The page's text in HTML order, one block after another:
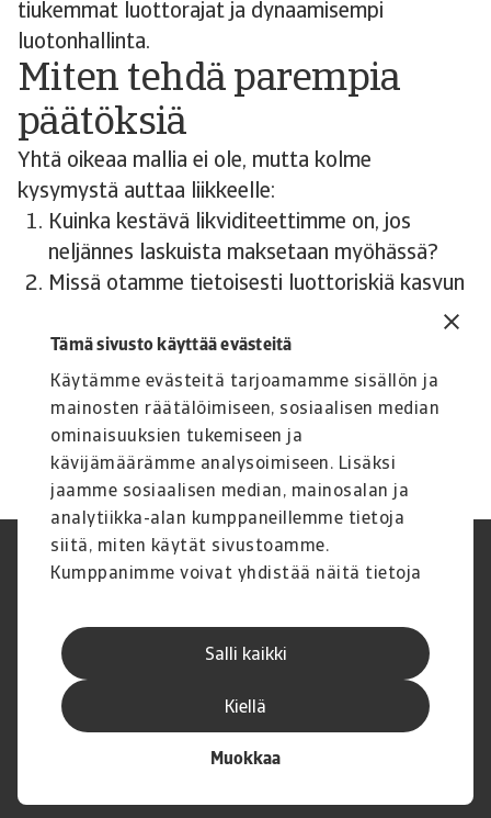
Tämä sivusto käyttää evästeitä
Käytämme evästeitä tarjoamamme sisällön ja
mainosten räätälöimiseen, sosiaalisen median
ominaisuuksien tukemiseen ja
kävijämäärämme analysoimiseen. Lisäksi
jaamme sosiaalisen median, mainosalan ja
analytiikka-alan kumppaneillemme tietoja
siitä, miten käytät sivustoamme.
Kumppanimme voivat yhdistää näitä tietoja
joita on kerätty, kun olet käyttänyt heidän
palvelujaan.
Salli kaikki
Muokkaa
Kiellä
tiukemmat luottorajat ja dynaamisempi
luotonhallinta.
Miten tehdä parempia
päätöksiä
Yhtä oikeaa mallia ei ole, mutta kolme
kysymystä auttaa liikkeelle:
Kuinka kestävä likviditeettimme on, jos
neljännes laskuista maksetaan myöhässä?
Missä otamme tietoisesti luottoriskiä kasvun
Onko meillä riittävä näkyvyys dataan, jotta
voimme reagoida nopeasti muutoksiin?
Legal Notice
Tietosuojaseloste
Toimintatila
Whistleblowing
Palautteen antaminen
Uramahdollisuudet